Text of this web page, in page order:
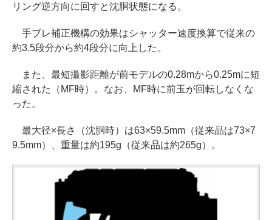
リング逆方向に回すと沈胴状態になる。
手ブレ補正機構の効果はシャッター速度換算で従来の
約3.5段分から約4段分に向上した。
また、最短撮影距離が前モデルの0.28mから0.25mに短
縮された（MF時）。なお、MF時に前玉が回転しなくな
った。
最大径×長さ（沈胴時）は63×59.5mm（従来品は73×7
9.5mm）、重量は約195g（従来品は約265g）。